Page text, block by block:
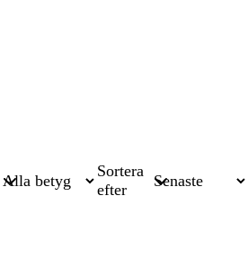
Sortera
efter